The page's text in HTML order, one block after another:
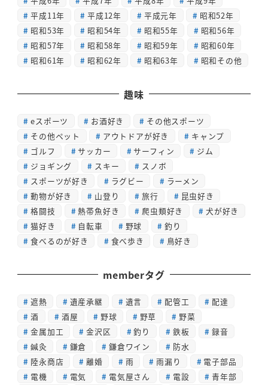
平成11年
平成12年 平成元年
昭和52年
昭和53年
昭和54年 昭和55年
昭和56年
昭和57年
昭和58年 昭和59年
昭和60年
昭和61年
昭和62年 昭和63年 昭和その他
趣味
eスポーツ お酒好き
その他スポーツ
その他ペット
アウトドアが好き
キャンプ
ゴルフ
サッカー サーフィン
ジム
ジョギング
スキー
スノボ
スポーツが好き
ラグビー
ラーメン
動物が好き
山登り 旅行
昆虫好き
格闘技
熱帯魚好き 爬虫類好き
犬が好き
猫好き
自転車 野球
釣り
食べるのが好き
食べ歩き 鳥好き
memberタグ
遮熱 遺産承継 遺言 配管工
配達
酒
酒屋 野球 野草
野菜
金属加工
金沢区 釣り 鉄板
録音
鍼灸
鎌倉 鎌倉ワイン
防水
陸永商店
離婚 雨 雨漏り
電子部品
電機
電気 電気屋さん 電設 青年部